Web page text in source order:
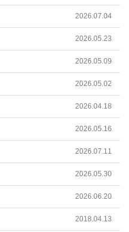
2026.07.04
2026.05.23
2026.05.09
2026.05.02
2026.04.18
2026.05.16
2026.07.11
2026.05.30
2026.06.20
2018.04.13